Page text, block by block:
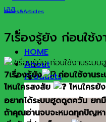
HOME
About
Products
News&Articles
7เรื่องรู้ยัง ก่อนใช้
7เรื่องรู้ยัง
ก่อนใช้งานร
ไหนใครสงสัย
ไหนใครยั
อยากได้ระบบฮูดดูดควัน ย
ถ้าคุณอ่านจบจะหมดทุกปัญห